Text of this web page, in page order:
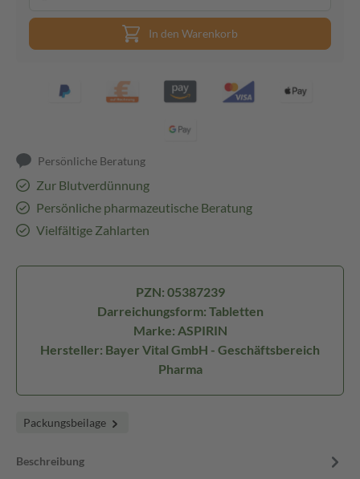
In den Warenkorb
Persönliche Beratung
Zur Blutverdünnung
Persönliche pharmazeutische Beratung
Vielfältige Zahlarten
PZN: 05387239
Darreichungsform: Tabletten
Marke: ASPIRIN
Hersteller: Bayer Vital GmbH - Geschäftsbereich
Pharma
Packungsbeilage
Beschreibung